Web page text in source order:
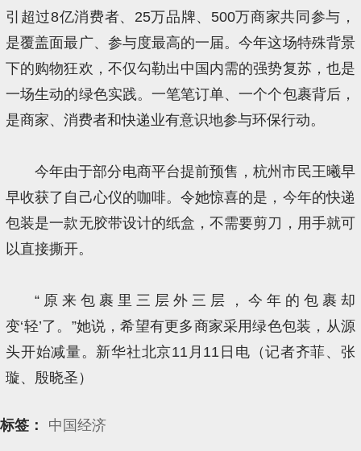
引超过8亿消费者、25万品牌、500万商家共同参与，
是覆盖面最广、参与度最高的一届。今年这场特殊背景
下的购物狂欢，不仅勾勒出中国内需的强势复苏，也是
一场生动的绿色实践。一笔笔订单、一个个包裹背后，
是商家、消费者和快递业有意识地参与环保行动。
今年由于部分电商平台提前预售，杭州市民王曦早
早收获了自己心仪的咖啡。令她惊喜的是，今年的快递
包装是一款无胶带设计的纸盒，不需要剪刀，用手就可
以直接撕开。
“原来包裹里三层外三层，今年的包裹却
变‘轻’了。”她说，希望有更多商家采用绿色包装，从源
头开始减量。新华社北京11月11日电（记者齐菲、张
璇、殷晓圣）
标签： 中国经济